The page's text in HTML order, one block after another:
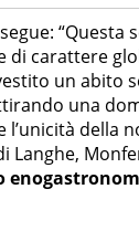
“Questa
di carattere
un abito
una
l’unicità della
Langhe,